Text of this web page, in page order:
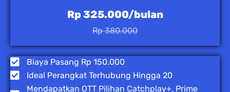
Rp 325.000/bulan
Rp 380.000
Biaya Pasang Rp 150.000
Ideal Perangkat Terhubung Hingga 20
Mendapatkan OTT Pilihan Catchplay+, Prime